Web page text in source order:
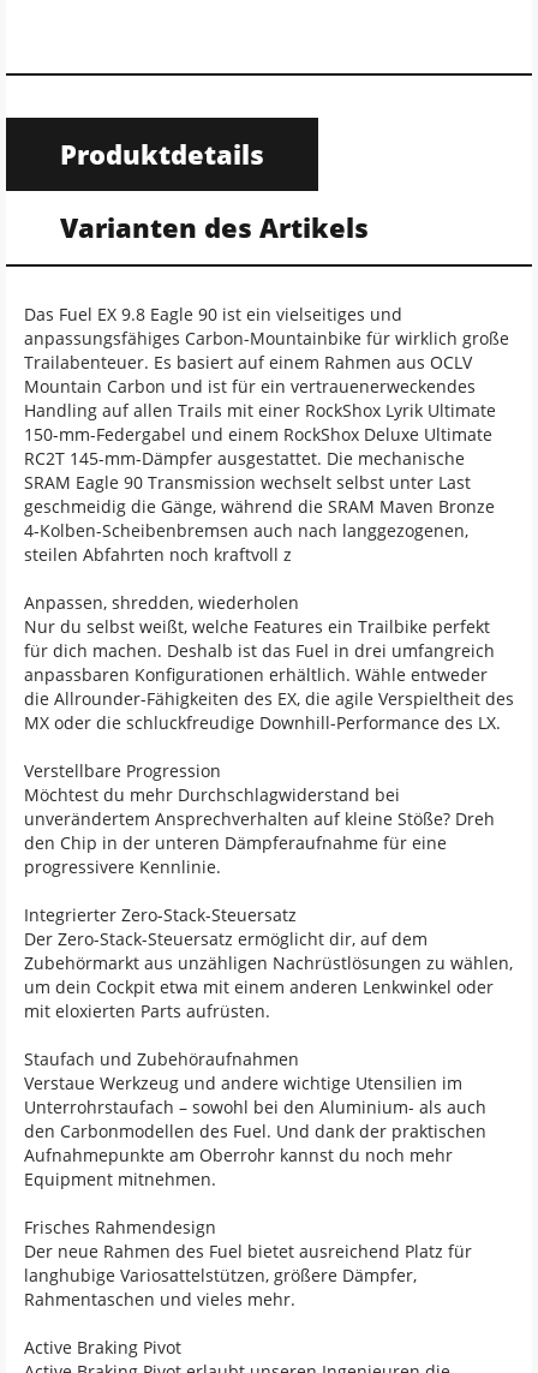
Produktdetails
Varianten des Artikels
Das Fuel EX 9.8 Eagle 90 ist ein vielseitiges und
anpassungsfähiges Carbon-Mountainbike für wirklich große
Trailabenteuer. Es basiert auf einem Rahmen aus OCLV
Mountain Carbon und ist für ein vertrauenerweckendes
Handling auf allen Trails mit einer RockShox Lyrik Ultimate
150-mm-Federgabel und einem RockShox Deluxe Ultimate
RC2T 145-mm-Dämpfer ausgestattet. Die mechanische
SRAM Eagle 90 Transmission wechselt selbst unter Last
geschmeidig die Gänge, während die SRAM Maven Bronze
4-Kolben-Scheibenbremsen auch nach langgezogenen,
steilen Abfahrten noch kraftvoll z
Anpassen, shredden, wiederholen
Nur du selbst weißt, welche Features ein Trailbike perfekt
für dich machen. Deshalb ist das Fuel in drei umfangreich
anpassbaren Konfigurationen erhältlich. Wähle entweder
die Allrounder-Fähigkeiten des EX, die agile Verspieltheit des
MX oder die schluckfreudige Downhill-Performance des LX.
Verstellbare Progression
Möchtest du mehr Durchschlagwiderstand bei
unverändertem Ansprechverhalten auf kleine Stöße? Dreh
den Chip in der unteren Dämpferaufnahme für eine
progressivere Kennlinie.
Integrierter Zero-Stack-Steuersatz
Der Zero-Stack-Steuersatz ermöglicht dir, auf dem
Zubehörmarkt aus unzähligen Nachrüstlösungen zu wählen,
um dein Cockpit etwa mit einem anderen Lenkwinkel oder
mit eloxierten Parts aufrüsten.
Staufach und Zubehöraufnahmen
Verstaue Werkzeug und andere wichtige Utensilien im
Unterrohrstaufach – sowohl bei den Aluminium- als auch
den Carbonmodellen des Fuel. Und dank der praktischen
Aufnahmepunkte am Oberrohr kannst du noch mehr
Equipment mitnehmen.
Frisches Rahmendesign
Der neue Rahmen des Fuel bietet ausreichend Platz für
langhubige Variosattelstützen, größere Dämpfer,
Rahmentaschen und vieles mehr.
Active Braking Pivot